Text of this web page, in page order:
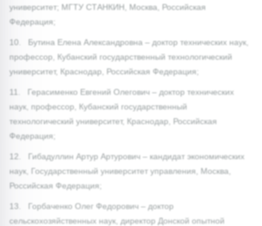
университет; МГТУ СТАНКИН, Москва, Российская
Федерация;
10. Бутина Елена Александровна – доктор технических наук,
профессор, Кубанский государственный технологический
университет, Краснодар, Российская Федерация;
11. Герасименко Евгений Олегович – доктор технических
наук, профессор, Кубанский государственный
технологический университет, Краснодар, Российская
Федерация;
12. Гибадуллин Артур Артурович – кандидат экономических
наук, Государственный университет управления, Москва,
Российская Федерация;
13. Горбаченко Олег Федорович – доктор
сельскохозяйственных наук, директор Донской опытной